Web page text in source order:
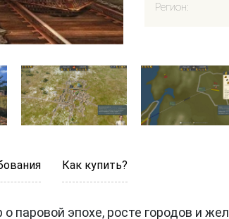
Регион:
Как купить?
паровой эпохе, росте городов и